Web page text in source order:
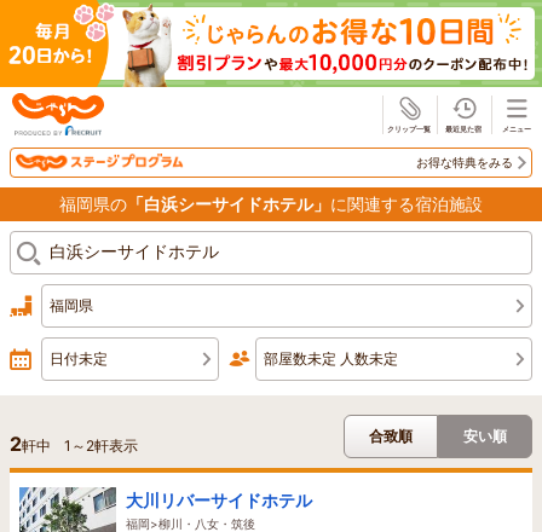
お得な特典をみる
福岡県の 「白浜シーサイドホテル」 に関連する宿泊施設
福岡県
日付未定 部屋数未定 人数未定
2軒中 1 ～ 2軒表示
合致順 安い順
大川リバーサイドホテル
福岡>柳川・八女・筑後